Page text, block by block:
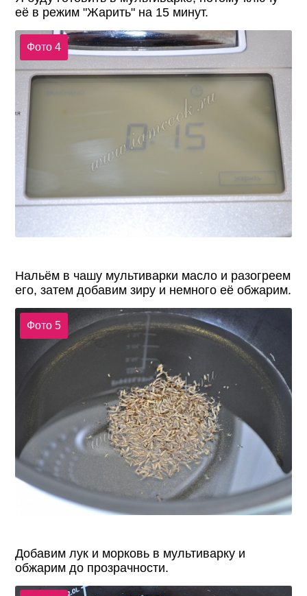
её в режим "Жарить" на 15 минут.
Фото 4
Нальём в чашу мультиварки масло и разогреем
его, затем добавим зиру и немного её обжарим.
Фото 5
Добавим лук и морковь в мультиварку и
обжарим до прозрачности.